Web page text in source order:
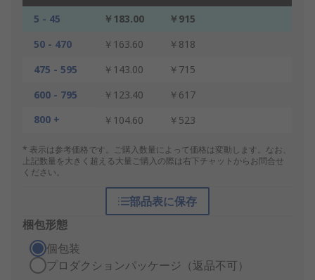
5 - 45 ￥183.00
￥915
50 - 470
￥163.60
￥818
475 - 595
￥143.00
￥715
600 - 795
￥123.40
￥617
800 +
￥104.60 ￥523
* 表示は参考価格です。ご購入数量によって価格は変動します。なお、
上記数量を大きく超える大量ご購入の際は右下チャットからお問合せ
ください。
部品表に保存
梱包形態
個包装
プロダクションパッケージ（返品不可）